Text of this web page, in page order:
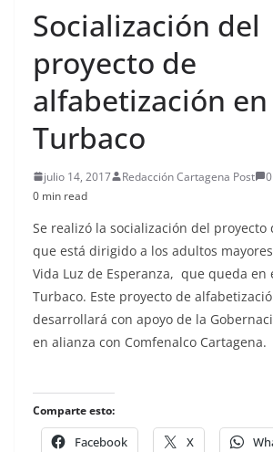
Socialización del
proyecto de
alfabetización en
Turbaco
julio 14, 2017 Redacción Cartagena Post
0 min read
Se realizó la socialización del proyecto
que está dirigido a los adultos
Vida Luz de Esperanza, que queda en
Turbaco. Este proyecto de
desarrollará con apoyo de la
en alianza con Comfenalco Cartagena.
Comparte esto:
Facebook X